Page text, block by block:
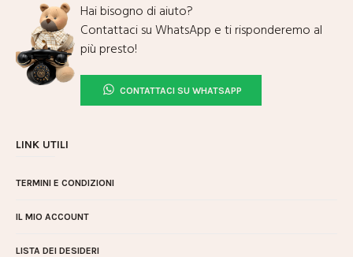
Hai bisogno di aiuto?
Contattaci su WhatsApp e ti risponderemo al
più presto!
CONTATTACI SU WHATSAPP
LINK UTILI
TERMINI E CONDIZIONI
IL MIO ACCOUNT
LISTA DEI DESIDERI